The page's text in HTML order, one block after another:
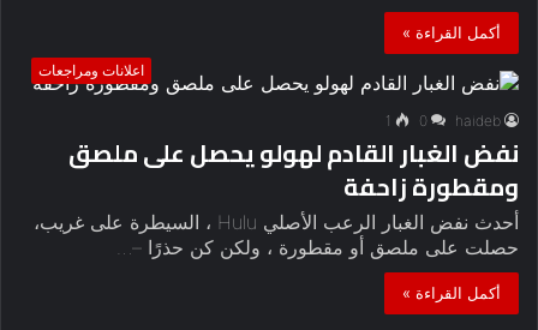
أكمل القراءة »
اعلانات ومراجعات
haideb
0
1
نفض الغبار القادم لهولو يحصل على ملصق
ومقطورة زاحفة
أحدث نفض الغبار الرعب الأصلي Hulu ، السيطرة على غريب،
حصلت على ملصق أو مقطورة ، ولكن كن حذرًا –…
أكمل القراءة »